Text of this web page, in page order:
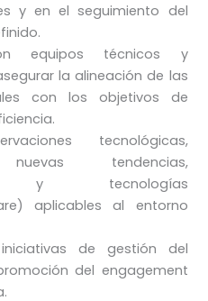
y en el seguimiento del
equipos técnicos y
la alineación de las
con los objetivos de
tecnológicas,
nuevas tendencias,
y tecnologías
aplicables al entorno
de gestión del
del engagement